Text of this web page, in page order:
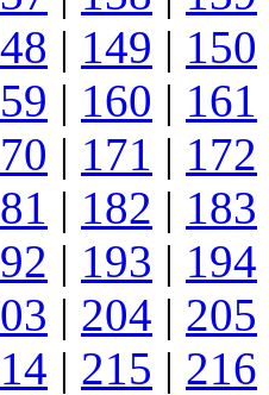
| 149 | 150
| 160 | 161
| 171 | 172
| 182 | 183
| 193 | 194
| 204 | 205
| 215 | 216